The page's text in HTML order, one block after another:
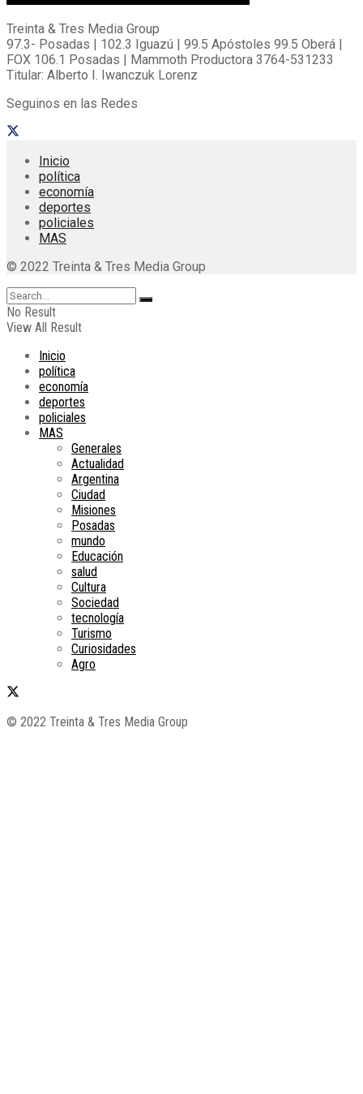
Treinta & Tres Media Group
97.3- Posadas | 102.3 Iguazú | 99.5 Apóstoles 99.5 Oberá |
FOX 106.1 Posadas | Mammoth Productora 3764-531233
Titular: Alberto I. Iwanczuk Lorenz
Seguinos en las Redes
Inicio
política
economía
deportes
policiales
MAS
© 2022 Treinta & Tres Media Group
No Result
View All Result
Inicio
política
economía
deportes
policiales
MAS
Generales
Actualidad
Argentina
Ciudad
Misiones
Posadas
mundo
Educación
salud
Cultura
Sociedad
tecnología
Turismo
Curiosidades
Agro
© 2022 Treinta & Tres Media Group